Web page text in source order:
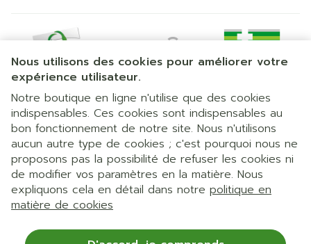
Nous utilisons des cookies pour améliorer votre
expérience utilisateur.
Notre boutique en ligne n'utilise que des cookies
indispensables. Ces cookies sont indispensables au
bon fonctionnement de notre site. Nous n'utilisons
aucun autre type de cookies ; c'est pourquoi nous ne
proposons pas la possibilité de refuser les cookies ni
de modifier vos paramètres en la matière. Nous
expliquons cela en détail dans notre politique en
matière de cookies
Liens légaux